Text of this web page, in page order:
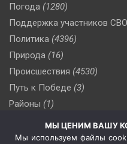
Погода (1280)
Поддержка участников СВО
Политика (4396)
Природа (16)
Происшествия (4530)
Путь к Победе (3)
Районы (1)
(510)
Сельское хозяйство (3)
МЫ ЦЕНИМ ВАШУ
Мы используем файлы